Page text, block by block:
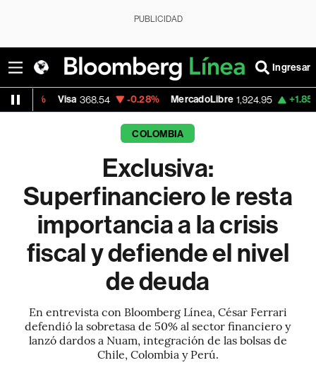
PUBLICIDAD
Ingresar
368.54 -0.28% MercadoLibre 1,924.95 +1.85% Banco de
COLOMBIA
Exclusiva:
Superfinanciero le resta
importancia a la crisis
fiscal y defiende el nivel
de deuda
En entrevista con Bloomberg Línea, César Ferrari
defendió la sobretasa de 50% al sector financiero y
lanzó dardos a Nuam, integración de las bolsas de
Chile, Colombia y Perú.